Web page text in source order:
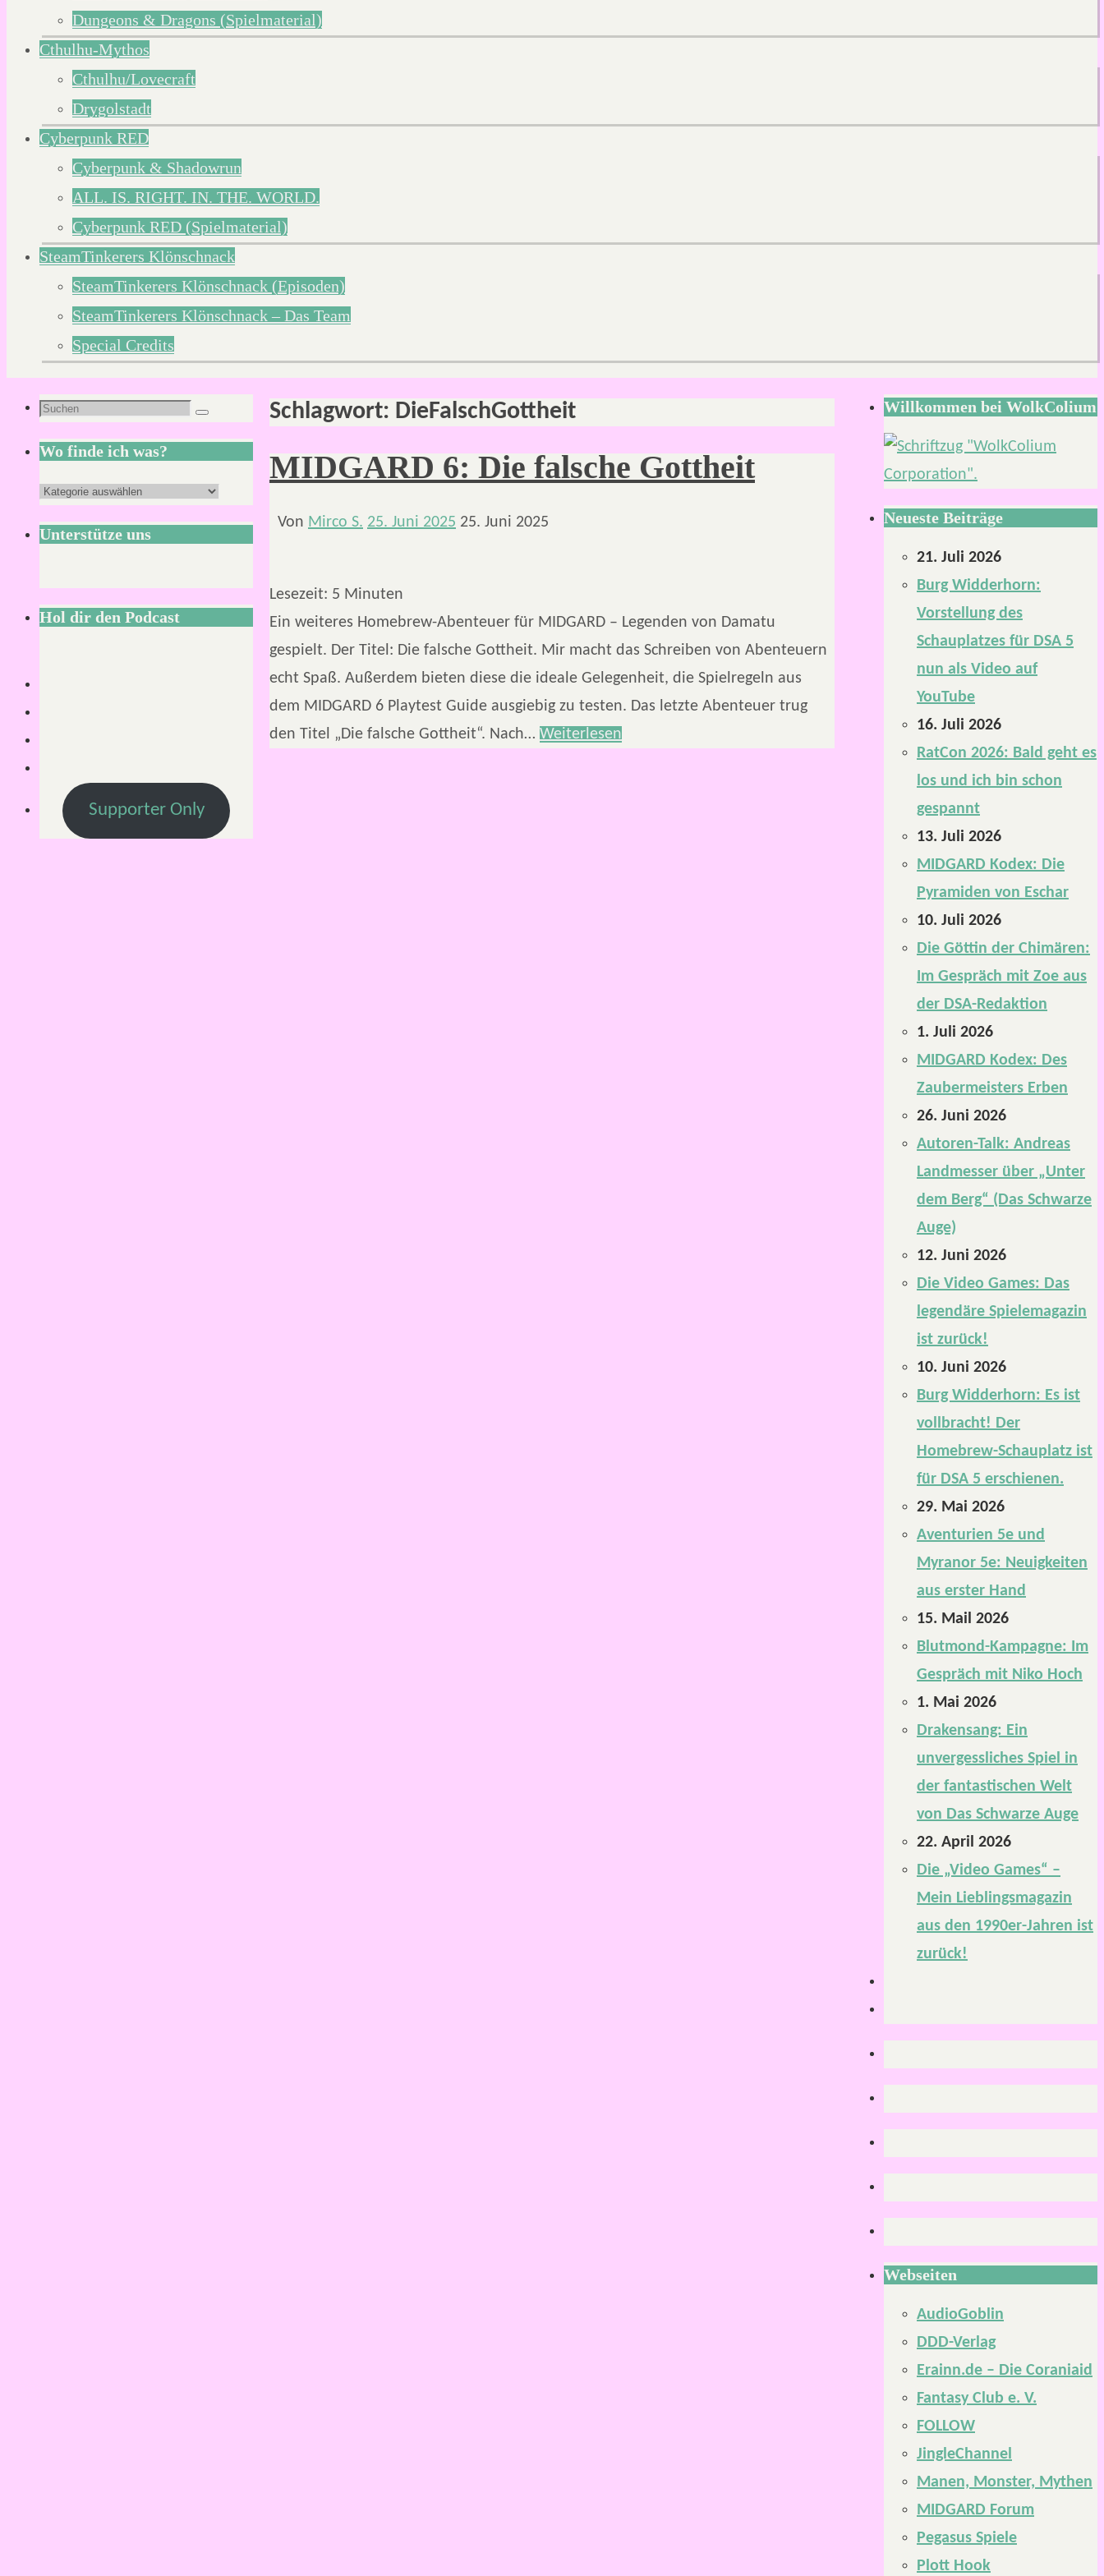
Dungeons & Dragons (Spielmaterial)
Cthulhu-Mythos
Cthulhu/Lovecraft
Drygolstadt
Cyberpunk RED
Cyberpunk & Shadowrun
ALL. IS. RIGHT. IN. THE. WORLD.
Cyberpunk RED (Spielmaterial)
SteamTinkerers Klönschnack
SteamTinkerers Klönschnack (Episoden)
SteamTinkerers Klönschnack – Das Team
Special Credits
Schlagwort: DieFalschGottheit
MIDGARD 6: Die falsche Gottheit
Von Mirco S. 25. Juni 2025 25. Juni 2025
Lesezeit: 5 Minuten
Ein weiteres Homebrew-Abenteuer für MIDGARD – Legenden von Damatu
gespielt. Der Titel: Die falsche Gottheit. Mir macht das Schreiben von Abenteuern
echt Spaß. Außerdem bieten diese die ideale Gelegenheit, die Spielregeln aus
dem MIDGARD 6 Playtest Guide ausgiebig zu testen. Das letzte Abenteuer trug
den Titel „Die falsche Gottheit“. Nach… Weiterlesen
Suchen
nach:
Suchen
Wo finde ich was?
Wo
finde
ich
Unterstütze uns
Hol dir den Podcast
Supporter Only
Willkommen bei WolkColium
Neueste Beiträge
21. Juli 2026
Burg Widderhorn:
Vorstellung des
Schauplatzes für DSA 5
nun als Video auf
YouTube
16. Juli 2026
RatCon 2026: Bald geht es
los und ich bin schon
gespannt
13. Juli 2026
MIDGARD Kodex: Die
Pyramiden von Eschar
10. Juli 2026
Die Göttin der Chimären:
Im Gespräch mit Zoe aus
der DSA-Redaktion
1. Juli 2026
MIDGARD Kodex: Des
Zaubermeisters Erben
26. Juni 2026
Autoren-Talk: Andreas
Landmesser über „Unter
dem Berg“ (Das Schwarze
Auge)
12. Juni 2026
Die Video Games: Das
legendäre Spielemagazin
ist zurück!
10. Juni 2026
Burg Widderhorn: Es ist
vollbracht! Der
Homebrew-Schauplatz ist
für DSA 5 erschienen.
29. Mai 2026
Aventurien 5e und
Myranor 5e: Neuigkeiten
aus erster Hand
15. Mail 2026
Blutmond-Kampagne: Im
Gespräch mit Niko Hoch
1. Mai 2026
Drakensang: Ein
unvergessliches Spiel in
der fantastischen Welt
von Das Schwarze Auge
22. April 2026
Die „Video Games“ –
Mein Lieblingsmagazin
aus den 1990er-Jahren ist
zurück!
Webseiten
AudioGoblin
DDD-Verlag
Erainn.de – Die Coraniaid
Fantasy Club e. V.
FOLLOW
JingleChannel
Manen, Monster, Mythen
MIDGARD Forum
Pegasus Spiele
Plott Hook